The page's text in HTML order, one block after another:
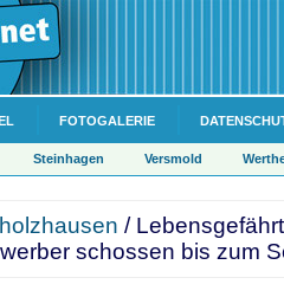
FOTOGALERIE
Steinhagen Versmold
/
schossen bis zum